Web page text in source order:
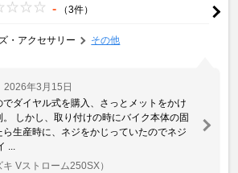
- （3件）
・アクセサリー その他
2026年3月15日
ダイヤル式を購入、さっとメットをかけ
。 しかし、取り付けの時にバイク本体の固
生産時に、ネジをかじっていたのでネジ
...
キ Vストローム250SX）